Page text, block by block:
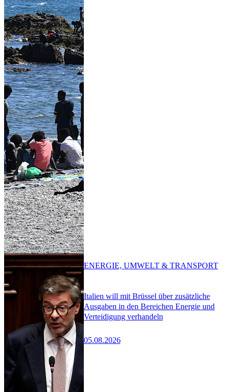
Italien will mit Brüssel über zusätzliche
Ausgaben in den Bereichen Energie und
Verteidigung verhandeln
05.08.2026
ENERGIE, UMWELT & TRANSPORT